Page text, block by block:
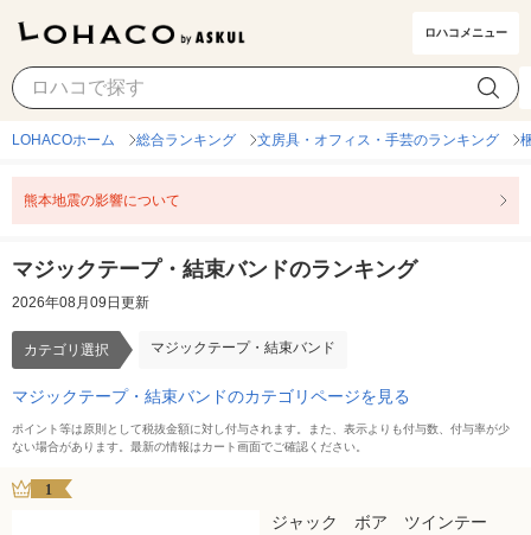
ロハコメニュー
マジックテープ・結束バンド カテゴリ選択
LOHACOホーム 総合ランキング 文房具・オフィス・手芸のランキング
熊本地震の影響について
マジックテープ・結束バンドのランキング
2026年08月09日更新
カテゴリ選択 マジックテープ・結束バンド
マジックテープ・結束バンドのカテゴリページを見る
ポイント等は原則として税抜金額に対し付与されます。また、表示よりも付与数、付与率が少
ない場合があります。最新の情報はカート画面でご確認ください。
1
ジャック ボア ツインテー